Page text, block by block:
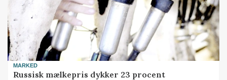
MARKED
Russisk mælkepris dykker 23 procent